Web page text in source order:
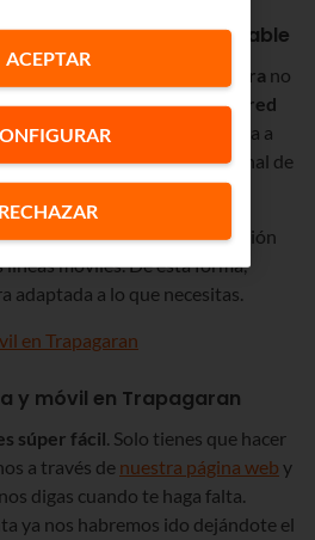
una fusión inimitable
si te decimos que nuestra fibra no
También tenemostarifas de red
5Gy puedes unir nuestra fibra a
modo ahorrarás un poco a final de
misma factura.
te interesa o no incluir televisión
líneas móviles. De esta forma,
adaptada a lo que necesitas.
en Trapagaran
y móvil en Trapagaran
súper fácil. Solo tienes que hacer
a través de nuestra página web y
digas cuando te haga falta.
ya nos habremos ido dejándote el
RECHAZAR
ACEPTAR